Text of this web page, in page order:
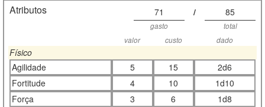
Atributos 71 / 85
gasto
total
valor
custo dado
Físico
Agilidade
5 15
2d6
Fortitude
4 10
1d10
Força
3 6
1d8